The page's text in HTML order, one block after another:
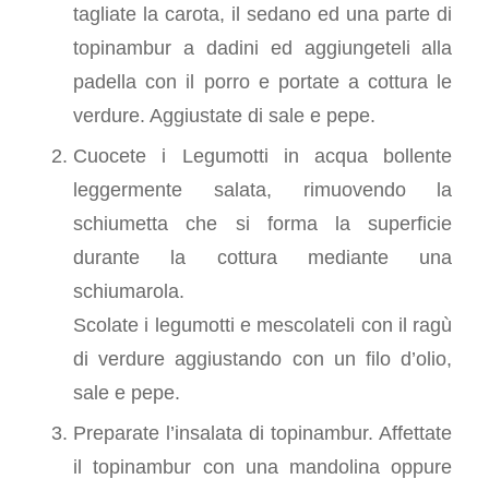
tagliate la carota, il sedano ed una parte di
topinambur a dadini ed aggiungeteli alla
padella con il porro e portate a cottura le
verdure. Aggiustate di sale e pepe.
Cuocete i Legumotti in acqua bollente
leggermente salata, rimuovendo la
schiumetta che si forma la superficie
durante la cottura mediante una
schiumarola.
Scolate i legumotti e mescolateli con il ragù
di verdure aggiustando con un filo d’olio,
sale e pepe.
Preparate l’insalata di topinambur. Affettate
il topinambur con una mandolina oppure